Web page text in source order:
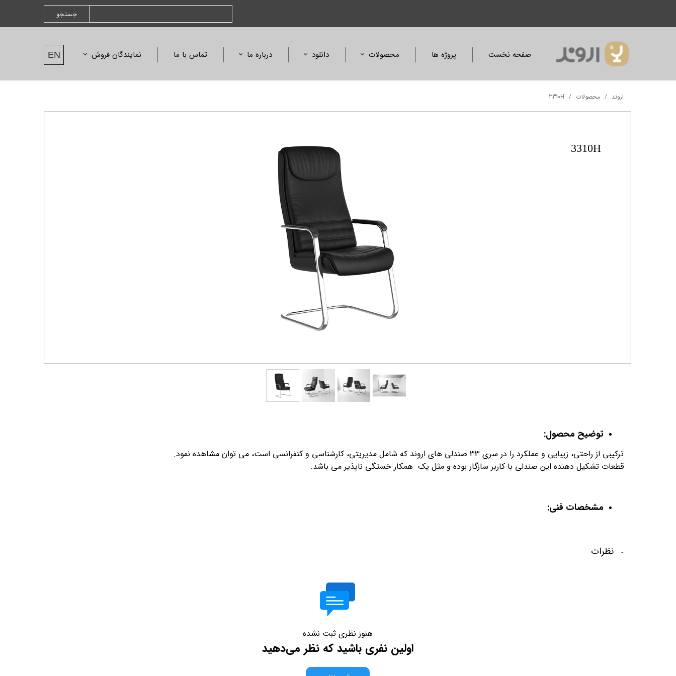
جستجو
صفحه نخست پروژه ها
محصولات
صندلی
دانلود
کاتالوگ محصولات
ابعاد محصولات
درباره ما
بیانیه مأموریت
تماس با ما
نمایندگان فروش
نمایندگان فروش
EN
اروند محصولات 3310H
3310H
توضیح محصول:
ترکیبی از راحتی، زیبایی و عملکرد را در سری 33 صندلی های اروند که شامل مدیریتی، کارشناسی و کنفرانسی است، می توان مشاهده نمود.
قطعات تشکیل دهنده این صندلی با کاربر سازگار بوده و مثل یک همکار خستگی ناپذیر می باشد.
مشخصات فنی:
نظرات
هنوز نظری ثبت نشده
اولین نفری باشید که نظر می‌دهید